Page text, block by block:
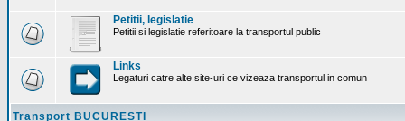
Petitii, legislatie
Petitii si legislatie referitoare la transportul public
Links
Legaturi catre alte site-uri ce vizeaza transportul in comun
Transport BUCURESTI